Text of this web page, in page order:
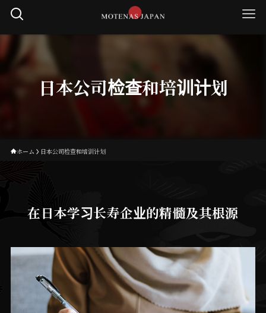
日本公司检查和培训计划
ホーム 日本公司检查和培训计划
在日本学习长寿企业的精髓及其根源